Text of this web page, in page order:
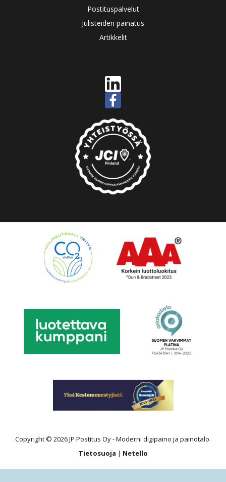
Postituspalvelut
Julisteiden painatus
Artikkelit
Copyright © 2026 JP Postitus Oy - Moderni digipaino ja painotalo.
Tietosuoja | Netello